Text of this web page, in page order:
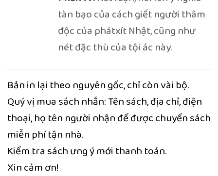
tàn bạo của cách giết người thâm
độc của phátxít Nhật, cũng như
nét đặc thù của tội ác này.
Bản in lại theo nguyên gốc, chỉ còn vài bộ.
Quý vị mua sách nhắn: Tên sách, địa chỉ, điện
thoại, họ tên người nhận để được chuyển sách
miễn phí tận nhà.
Kiểm tra sách ưng ý mới thanh toán.
Xin cảm ơn!